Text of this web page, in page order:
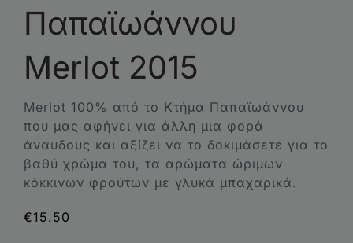
Παπαϊωάννου
Merlot 2015
Μerlot 100% από το Κτήμα Παπαϊωάννου
που μας αφήνει για άλλη μια φορά
άναυδους και αξίζει να το δοκιμάσετε για το
βαθύ χρώμα του, τα αρώματα ώριμων
κόκκινων φρούτων με γλυκά μπαχαρικά.
€15.50